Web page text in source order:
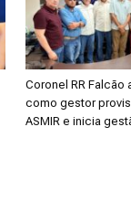
Coronel RR Falcão
como gestor
ASMIR e inicia